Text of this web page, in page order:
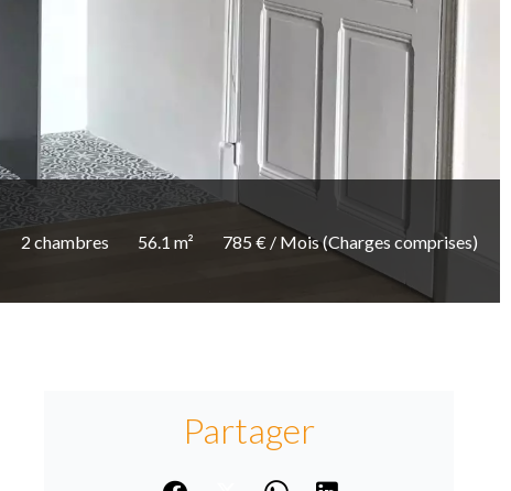
2 chambres 56.1 m² 785 € / Mois (Charges comprises)
Partager